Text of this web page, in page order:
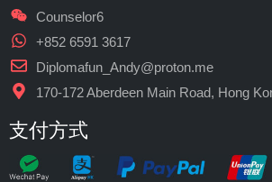
Counselor6
+852 6591 3617
Diplomafun_Andy@proton.me
170-172 Aberdeen Main Road, Hong
支付方式